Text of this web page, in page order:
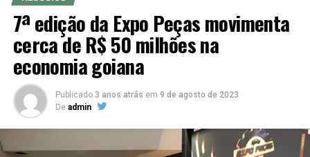
7ª edição da Expo Peças movimenta
cerca de R$ 50 milhões na
economia goiana
Publicado 3 anos atrás em 9 de agosto de 2023
De admin